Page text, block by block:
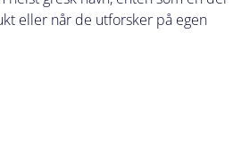
eller når de utforsker på egen